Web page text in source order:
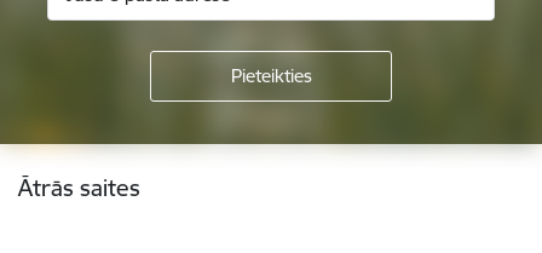
Kājene
Ātrās saites